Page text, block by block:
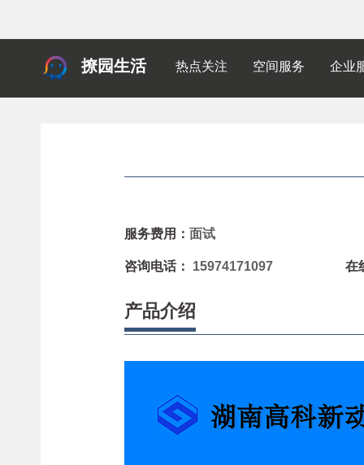
撩园生活 热点关注 空间服务 企业
服务费用： 面试
咨询电话： 15974171097 在
产品介绍